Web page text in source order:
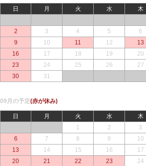
日 月 火 水 木
2
3 4 5 6
9
10 11 12 13
16
17 18 19 20
23
24 25 26 27
30
31
09月の予定(赤が休み)
日 月 火 水 木
1 2 3
6
7 8 9 10
13
14 15 16 17
20
21 22 23 24